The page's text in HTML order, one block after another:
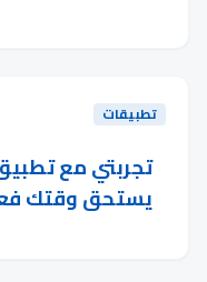
تطبيقات
يستحق وقتك